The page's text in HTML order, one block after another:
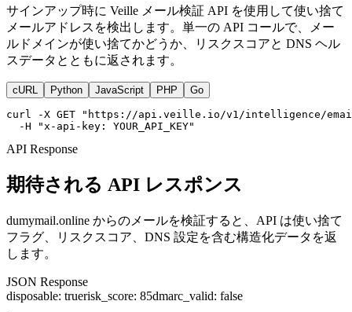
サインアップ時に Veille メール検証 API を使用して使い捨て
メールアドレスを検出します。単一の API コールで、メー
ルドメインが使い捨てかどうか、リスクスコアと DNS ヘル
スデータとともに返されます。
cURL Python JavaScript PHP Go
curl -X GET "https://api.veille.io/v1/intelligence/
  -H "x-api-key: YOUR_API_KEY"
API Response
期待される API レスポンス
dumymail.online からのメールを検証すると、API は使い捨て
フラグ、リスクスコア、DNS 設定を含む構造化データを返
します。
JSON Response
disposable: truerisk_score: 85dmarc_valid: false